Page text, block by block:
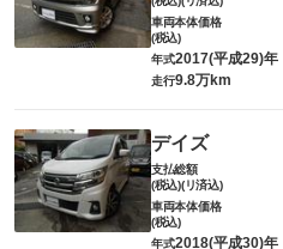
車両本体価格
(税込)
年式2017(平成29)年
走行9.8万km
デイズ
支払総額
(税込)(リ済込)
車両本体価格
(税込)
年式2018(平成30)年